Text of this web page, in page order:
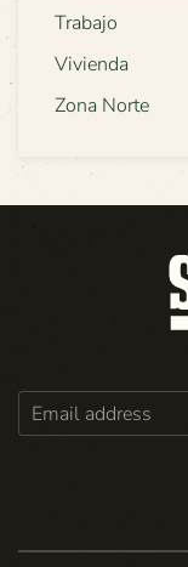
Trabajo
Vivienda
Zona Norte